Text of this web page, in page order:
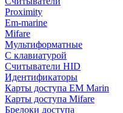
Proximity
Em-marine
Mifare
Мультиформатные
С клавиатурой
Считыватели HID
Идентификаторы
Карты доступа EM Marin
Карты доступа Mifare
Брелоки доступа